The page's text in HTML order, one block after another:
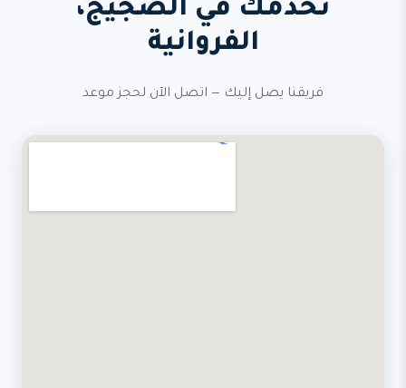
نخدمك في الضجيج،
الفروانية
فريقنا يصل إليك — اتصل الآن لحجز موعد